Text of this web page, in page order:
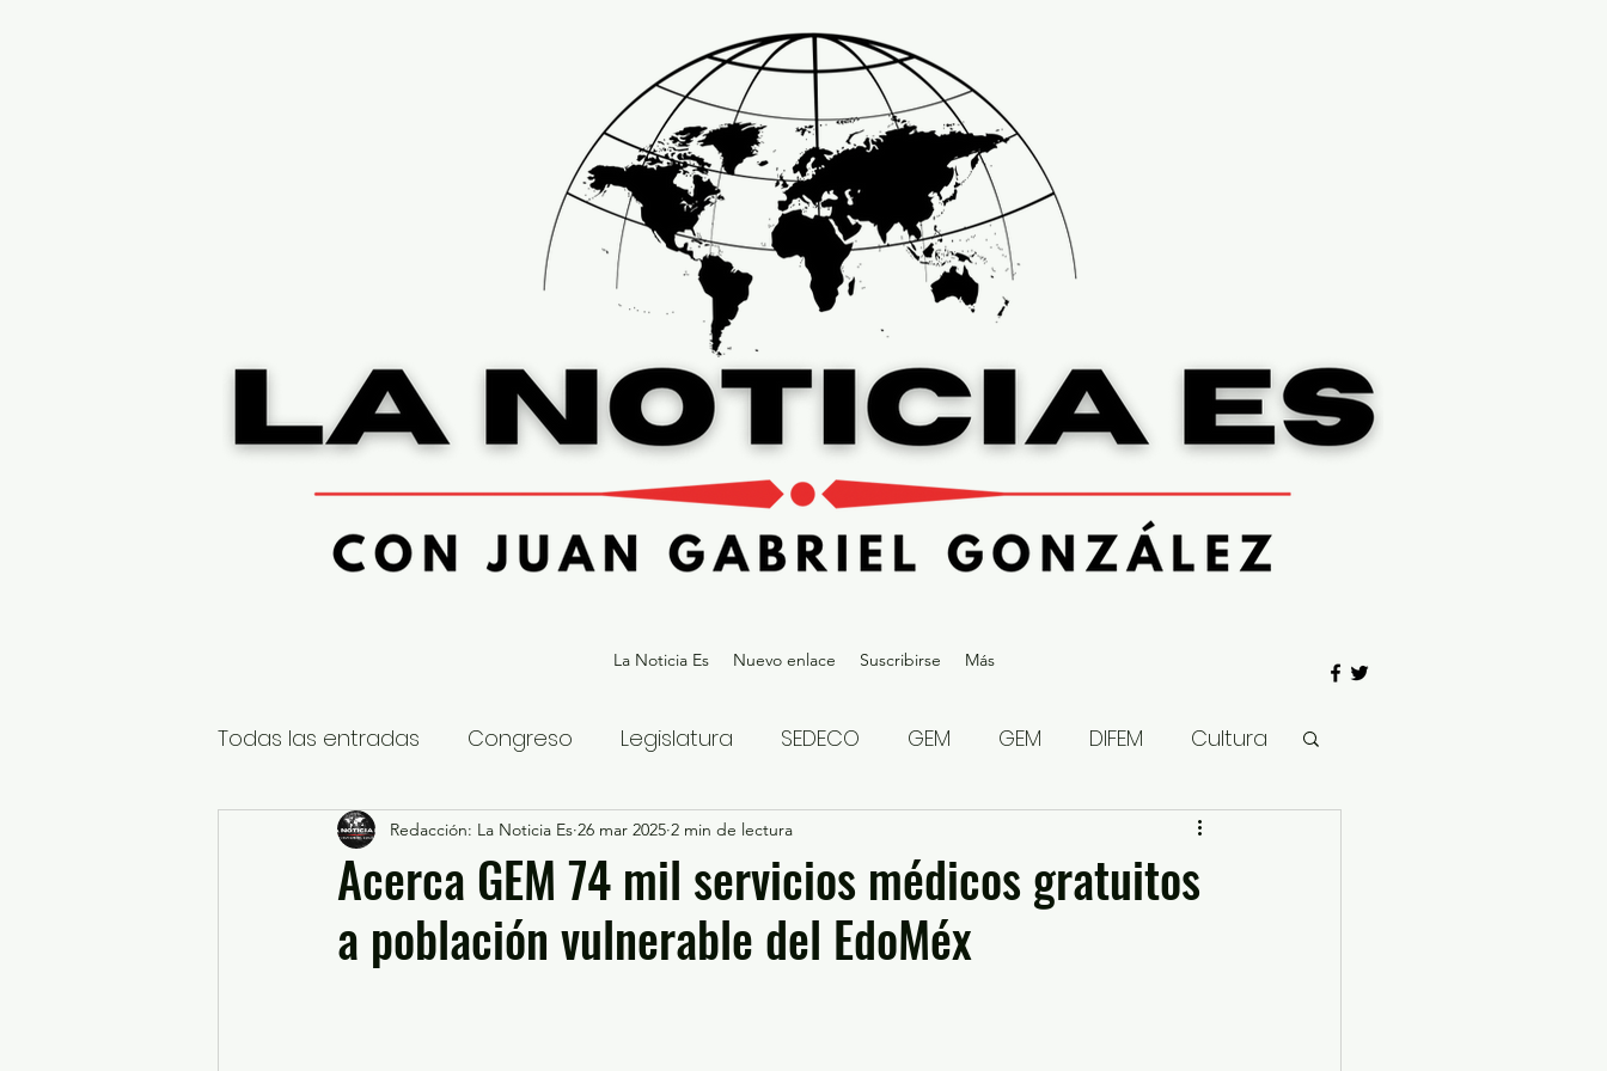
La Noticia Es Nuevo enlace Suscribirse Más
Todas las entradas Congreso Legislatura SEDECO GEM GEM DIFEM Cultura
Nacional Estatal Gubernatura Edoméx 2023
Educación y Cultura Seguridad y Justicia Denuncia Ciudadana
Acerca GEM 74 mil servicios médicos gratuitos
a población vulnerable del EdoMéx
Redacción: La Noticia Es 26 mar 2025 2 min de lectura